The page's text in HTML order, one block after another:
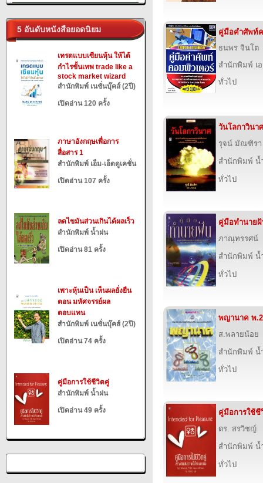
5 อันดับหนังสือยอดนิยม
เทรดแบบเซียนหุ้น ให้ได้
กำไรขั้นเทพ trade like a
stock market wizard
สำนักพิมพ์ เนชั่นบุ๊คส์ (2ปี)
เปิดอ่าน 120 ครั้ง
ภาษาอังกฤษเพื่อการ
สื่อสาร 1
สำนักพิมพ์ เอ็ม-เอ็ดดูเคชั่น
เปิดอ่าน 107 ครั้ง
ลดไขมันส่วนเกินได้ผลเร็ว
สำนักพิมพ์ น้ำฝน
เปิดอ่าน 81 ครั้ง
เพาะหุ้นเป็น เห็นผลยั่งยืน
ตอน มหัศจรรย์ผล
ตอบแทน
สำนักพิมพ์ เนชั่นบุ๊คส์ (2ปี)
เปิดอ่าน 74 ครั้ง
คู่มือการใช้ชีวิตคู่
สำนักพิมพ์ น้ำฝน
เปิดอ่าน 49 ครั้ง
คู่มือคำศัพท์
ธนพร จินโต
สำนักพิมพ์ เ
ทั่วไป
วันโลกาวินาศ
รุจน์ มัณฑิรา
สำนักพิมพ์ น้
ทั่วไป
คู่มือทำนาย
ภาณุทรรศน์
สำนักพิมพ์ น้
ทั่วไป
พญานาค พ.2
ส.พลายน้อย
สำนักพิมพ์ น้
ทั่วไป
คู่มือการใช้ชี
ดร. สรวิชญ์
สำนักพิมพ์ น้
ทั่วไป